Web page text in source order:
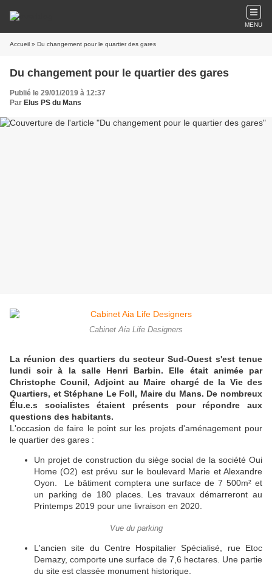
MENU
Accueil » Du changement pour le quartier des gares
Du changement pour le quartier des gares
Publié le 29/01/2019 à 12:37
Par Elus PS du Mans
Cabinet Aia Life Designers
La réunion des quartiers du secteur Sud-Ouest s'est tenue
lundi soir à la salle Henri Barbin. Elle était animée par
Christophe Counil, Adjoint au Maire chargé de la Vie des
Quartiers, et Stéphane Le Foll, Maire du Mans. De nombreux
Élu.e.s socialistes étaient présents pour répondre aux
questions des habitants.
L'occasion de faire le point sur les projets d'aménagement pour
le quartier des gares :
Un projet de construction du siège social de la société Oui
Home (O2) est prévu sur le boulevard Marie et Alexandre
Oyon. Le bâtiment comptera une surface de 7 500m² et
un parking de 180 places. Les travaux démarreront au
Printemps 2019 pour une livraison en 2020.
Vue du parking
L'ancien site du Centre Hospitalier Spécialisé, rue Etoc
Demazy, comporte une surface de 7,6 hectares. Une partie
du site est classée monument historique.